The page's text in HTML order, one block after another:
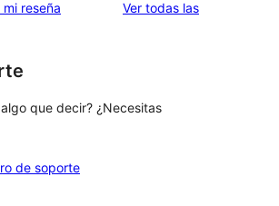
reseña Ver todas lasreseñas
que decir? ¿Necesitas
de soporte